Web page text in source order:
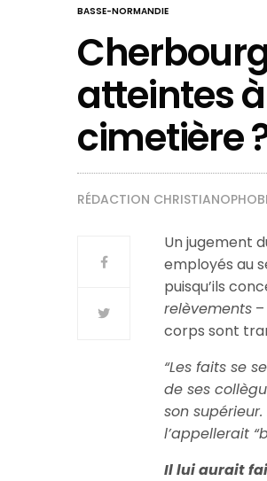
BASSE-NORMANDIE
atteintes
cimetière
RÉDACTION
Un jugement
employés au
puisqu’ils
relèvements
corps sont
“Les faits se
de ses
son
l’appellerait
Il lui aurait